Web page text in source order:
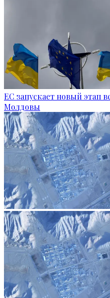
ЕС запускает новый этап
Молдовы